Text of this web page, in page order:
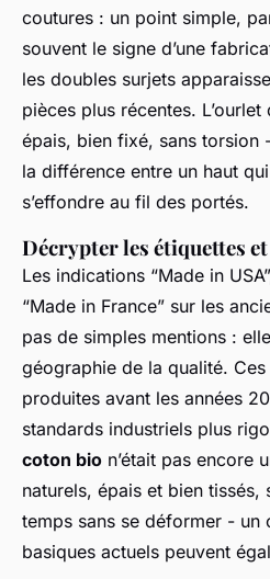
coutures : un point simple,
souvent le signe d’une
les doubles surjets
pièces plus récentes.
épais, bien fixé, sans torsion
la différence entre un haut
s’effondre au fil des portés.
Décrypter les étiquettes
Les indications “Made in
“Made in France” sur les
pas de simples mentions :
géographie de la qualité.
produites avant les années
standards industriels plus
coton bio n’était pas encore
naturels, épais et bien tissés,
temps sans se déformer - un
basiques actuels peuvent